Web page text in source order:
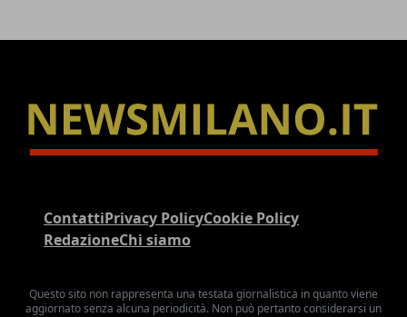
ContattiPrivacy PolicyCookie Policy
RedazioneChi siamo
Questo sito non rappresenta una testata giornalistica in quanto viene
aggiornato senza alcuna periodicità. Non può pertanto considerarsi un